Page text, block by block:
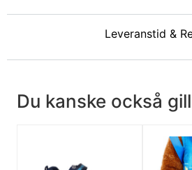
Leveranstid &
Du kanske också